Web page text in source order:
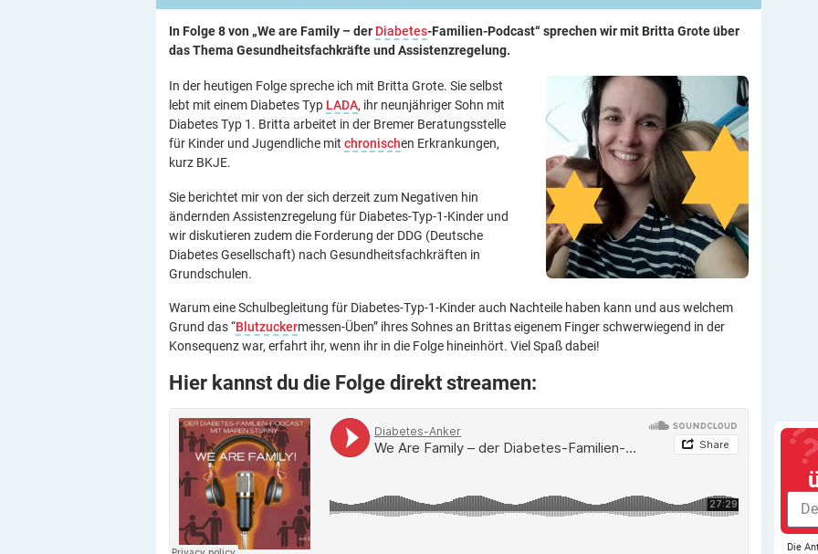
In Folge 8 von „We are Family – der Diabetes-Familien-Podcast“ sprechen wir mit Britta Grote über
das Thema Gesundheitsfachkräfte und Assistenzregelung.
In der heutigen Folge spreche ich mit Britta Grote. Sie selbst
lebt mit einem Diabetes Typ LADA, ihr neunjähriger Sohn mit
Diabetes Typ 1. Britta arbeitet in der Bremer Beratungsstelle
für Kinder und Jugendliche mit chronischen Erkrankungen,
kurz BKJE.
Sie berichtet mir von der sich derzeit zum Negativen hin
ändernden Assistenzregelung für Diabetes-Typ-1-Kinder und
wir diskutieren zudem die Forderung der DDG (Deutsche
Diabetes Gesellschaft) nach Gesundheitsfachkräften in
Grundschulen.
Warum eine Schulbegleitung für Diabetes-Typ-1-Kinder auch Nachteile haben kann und aus welchem
Grund das “Blutzuckermessen-Üben” ihres Sohnes an Brittas eigenem Finger schwerwiegend in der
Konsequenz war, erfahrt ihr, wenn ihr in die Folge hineinhört. Viel Spaß dabei!
Hier kannst du die Folge direkt streamen:
Die